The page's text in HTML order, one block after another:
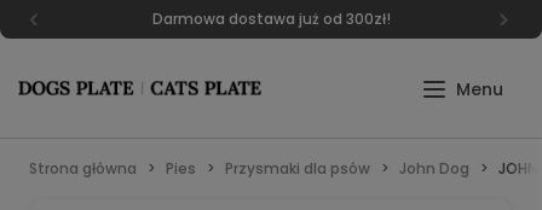
Darmowa dostawa już od 300zł!
Strona główna Pies Przysmaki dla psów John Dog